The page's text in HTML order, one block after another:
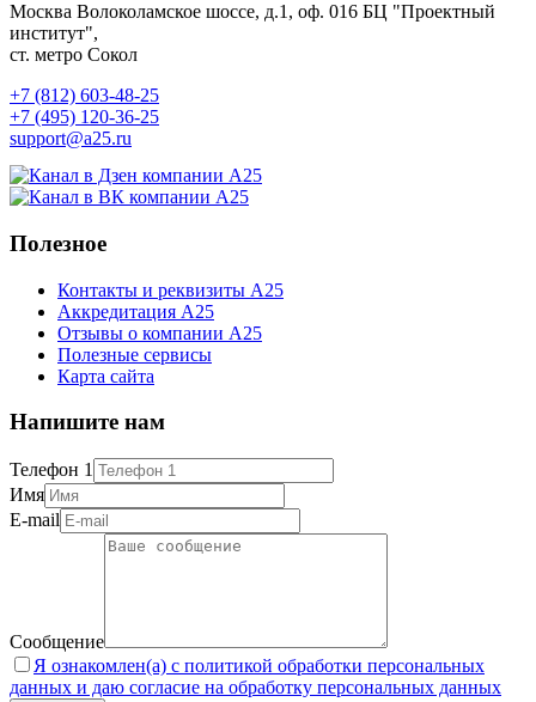
Москва Волоколамское шоссе, д.1, оф. 016 БЦ "Проектный
институт",
ст. метро Сокол
+7 (812) 603-48-25
+7 (495) 120-36-25
support@a25.ru
Полезное
Контакты и реквизиты А25
Аккредитация А25
Отзывы о компании А25
Полезные сервисы
Карта сайта
Напишите нам
Телефон 1
Имя
E-mail
Сообщение
Я ознакомлен(а) с политикой обработки персональных
данных и даю согласие на обработку персональных данных